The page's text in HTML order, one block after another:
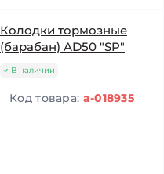
Колодки тормозные
(барабан) AD50 "SP"
В наличии
Код товара: a-018935